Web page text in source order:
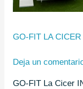
GO-FIT LA CICER
Deja un
GO-FIT La Cicer